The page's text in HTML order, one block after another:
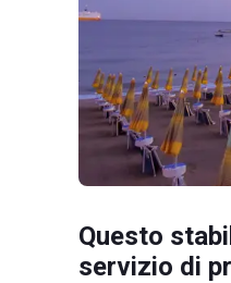
Questo
servizio di